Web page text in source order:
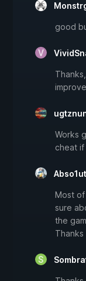
good
Works
cheat
Most
sure
the